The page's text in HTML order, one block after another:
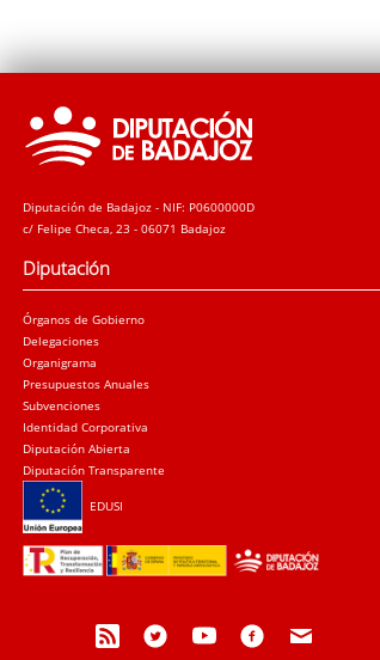
Diputación de Badajoz - NIF: P0600000D
c/ Felipe Checa, 23 - 06071 Badajoz
Diputación
Órganos de Gobierno
Delegaciones
Organigrama
Presupuestos Anuales
Subvenciones
Identidad Corporativa
Diputación Abierta
Diputación Transparente
EDUSI